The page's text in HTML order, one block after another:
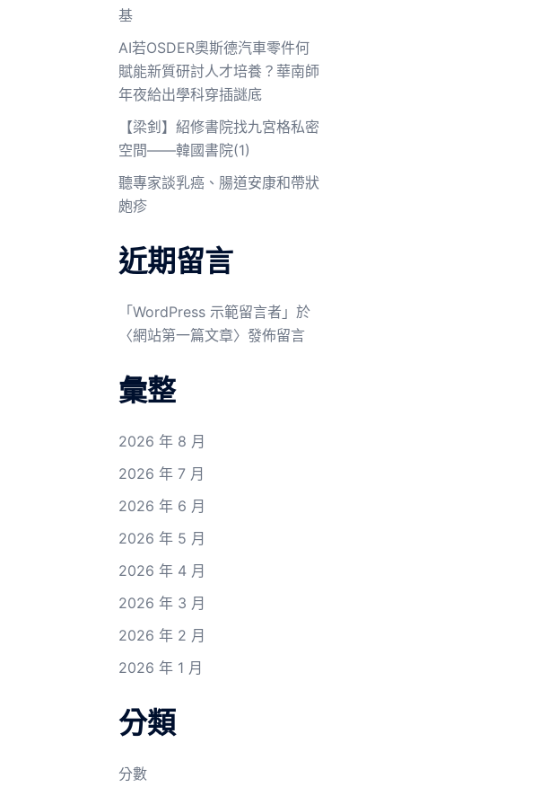
基
AI若OSDER奧斯德汽車零件何
賦能新質研討人才培養？華南師
年夜給出學科穿插謎底
【梁釗】紹修書院找九宮格私密
空間——韓國書院(1)
聽專家談乳癌、腸道安康和帶狀
皰疹
近期留言
「 WordPress 示範留言者 」於
〈網站第一篇文章〉發佈留言
彙整
2026 年 8 月
2026 年 7 月
2026 年 6 月
2026 年 5 月
2026 年 4 月
2026 年 3 月
2026 年 2 月
2026 年 1 月
分類
分數